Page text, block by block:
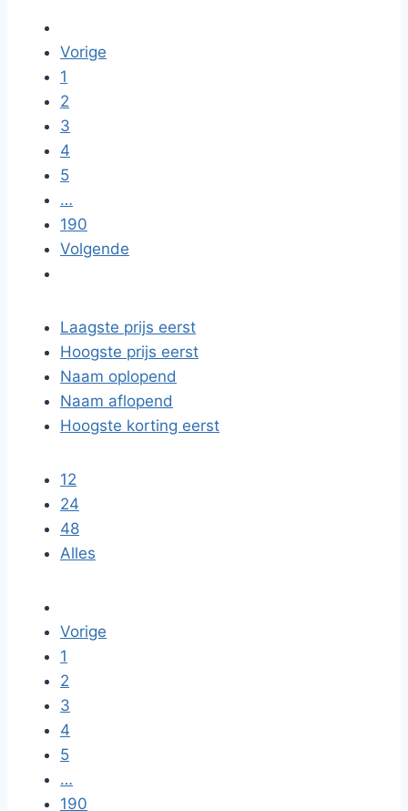
Vorige
1
2
3
4
5
…
190
Volgende
Laagste prijs eerst
Hoogste prijs eerst
Naam oplopend
Naam aflopend
Hoogste korting eerst
12
24
48
Alles
Vorige
1
2
3
4
5
…
190